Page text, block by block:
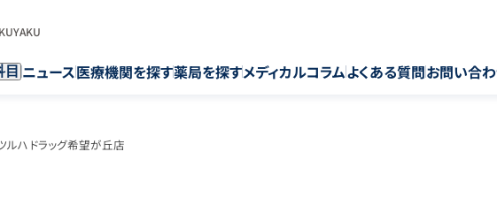
目 ニュース医療機関を探す薬局を探すメディカルコラムよくある質問お問い合
ルハドラッグ希望が丘店